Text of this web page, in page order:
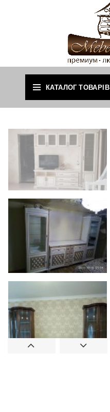
КАТАЛОГ ТОВАРІВ